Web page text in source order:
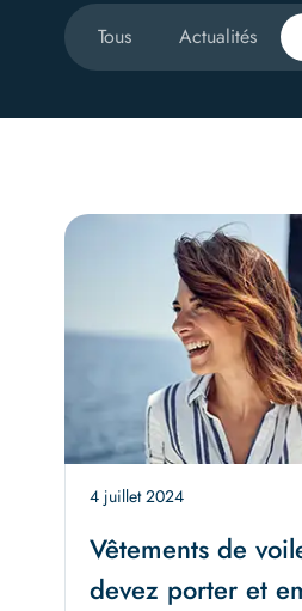
Tous Actualités
4 juillet 2024
Vêtements de
devez porter et